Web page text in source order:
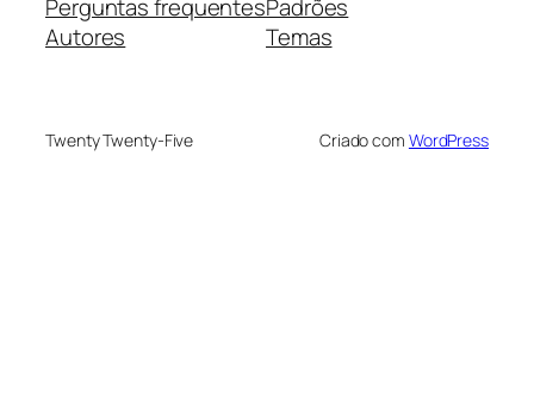
Perguntas frequentes
Autores
Padrões
Temas
Twenty Twenty-Five Criado com WordPress